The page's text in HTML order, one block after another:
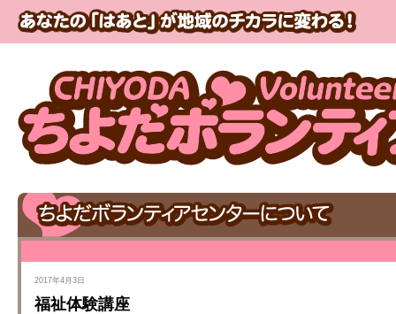
2017年4月3日
福祉体験講座